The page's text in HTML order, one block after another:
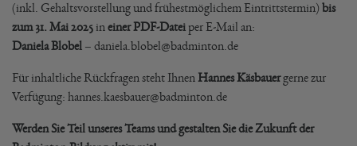
(inkl. Gehaltsvorstellung und frühestmöglichem Eintrittstermin) bis
zum 31. Mai 2025 in einer PDF-Datei per E-Mail an:
Daniela Blobel – daniela.blobel@badminton.de
Für inhaltliche Rückfragen steht Ihnen Hannes Käsbauergerne zur
Verfügung: hannes.kaesbauer@badminton.de
Werden Sie Teil unseres Teams und gestalten Sie die Zukunft der